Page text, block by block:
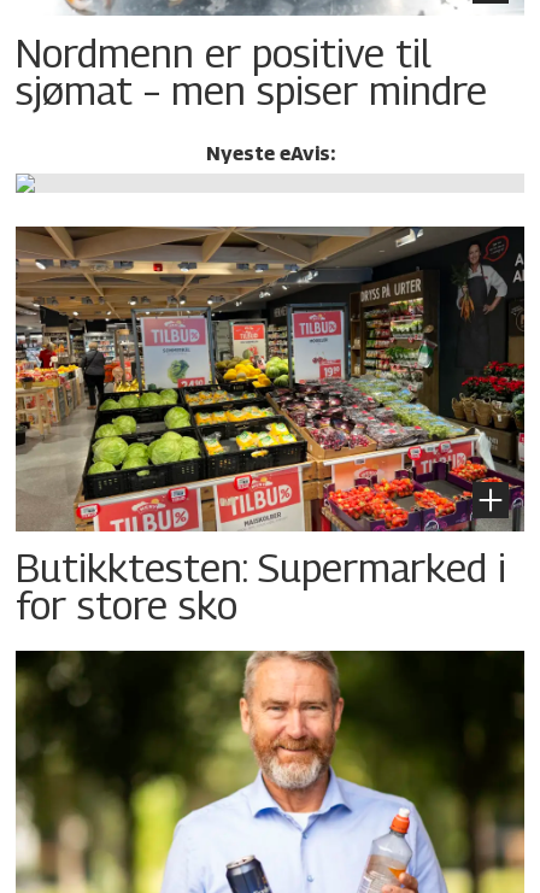
Nordmenn er positive til
sjømat – men spiser mindre
Nyeste eAvis:
Butikktesten: Supermarked i
for store sko